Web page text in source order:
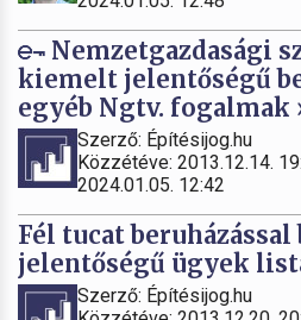
Nemzetgazdasági
kiemelt jelentőségű
egyéb Ngtv. fogalmak
Szerző: Építésijog.hu
Közzétéve: 2013.12.14.
2024.01.05. 12:42
Fél tucat
jelentőségű ügyek
Szerző: Építésijog.hu